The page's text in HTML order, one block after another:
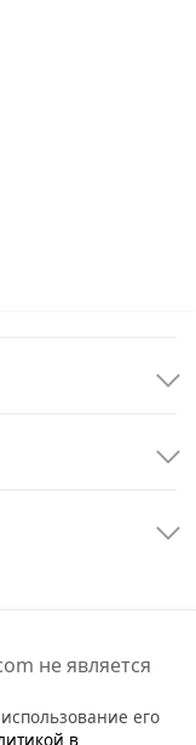
не является
его
в